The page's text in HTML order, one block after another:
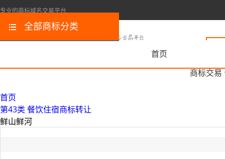
专业的商标域名交易平台
首页
商标交易
全部商标分类
首页
第43类 餐饮住宿商标转让
鲜山鲜河